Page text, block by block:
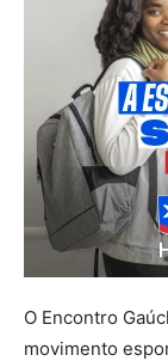
O Encontro
movimento